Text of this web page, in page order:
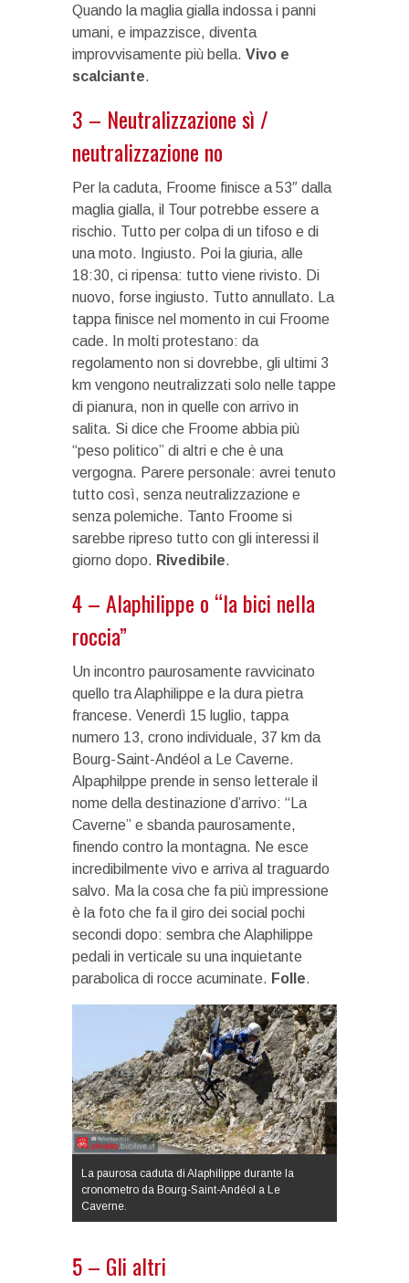
Quando la maglia gialla indossa i panni
umani, e impazzisce, diventa
improvvisamente più bella. Vivo e
scalciante.
3 – Neutralizzazione sì /
neutralizzazione no
Per la caduta, Froome finisce a 53″ dalla
maglia gialla, il Tour potrebbe essere a
rischio. Tutto per colpa di un tifoso e di
una moto. Ingiusto. Poi la giuria, alle
18:30, ci ripensa: tutto viene rivisto. Di
nuovo, forse ingiusto. Tutto annullato. La
tappa finisce nel momento in cui Froome
cade. In molti protestano: da
regolamento non si dovrebbe, gli ultimi 3
km vengono neutralizzati solo nelle tappe
di pianura, non in quelle con arrivo in
salita. Si dice che Froome abbia più
“peso politico” di altri e che è una
vergogna. Parere personale: avrei tenuto
tutto così, senza neutralizzazione e
senza polemiche. Tanto Froome si
sarebbe ripreso tutto con gli interessi il
giorno dopo. Rivedibile.
4 – Alaphilippe o “la bici nella
roccia”
Un incontro paurosamente ravvicinato
quello tra Alaphilippe e la dura pietra
francese. Venerdì 15 luglio, tappa
numero 13, crono individuale, 37 km da
Bourg-Saint-Andéol a Le Caverne.
Alpaphilppe prende in senso letterale il
nome della destinazione d’arrivo: “La
Caverne” e sbanda paurosamente,
finendo contro la montagna. Ne esce
incredibilmente vivo e arriva al traguardo
salvo. Ma la cosa che fa più impressione
è la foto che fa il giro dei social pochi
secondi dopo: sembra che Alaphilippe
pedali in verticale su una inquietante
parabolica di rocce acuminate. Folle.
La paurosa caduta di Alaphilippe durante la
cronometro da Bourg-Saint-Andéol a Le
Caverne.
5 – Gli altri